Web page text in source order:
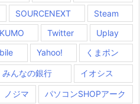
SOURCENEXT
Steam
Twitter
Uplay
Yahoo! くまポン
みんなの銀行 イオシス
ノジマ パソコンSHOPアーク